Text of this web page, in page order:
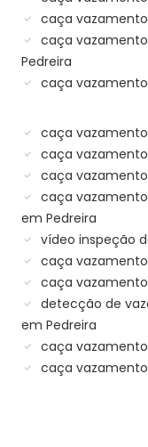
caça
caça
Pedreira
caça
caça
caça
caça
caça
em Pedreira
vídeo inspeção
caça
caça
detecção de
em Pedreira
caça
caça